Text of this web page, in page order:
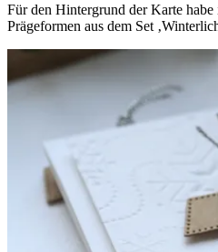
Für den Hintergrund der Karte
Prägeformen aus dem Set